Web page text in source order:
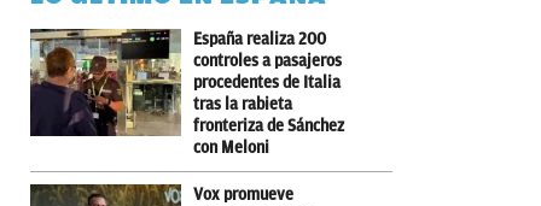
España realiza 200
controles a pasajeros
procedentes de Italia
tras la rabieta
fronteriza de Sánchez
con Meloni
Vox promueve